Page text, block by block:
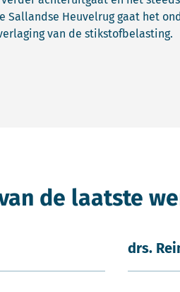
Sallandse Heuvelrug gaat het
van de stikstofbelasting.
de laatste
drs.